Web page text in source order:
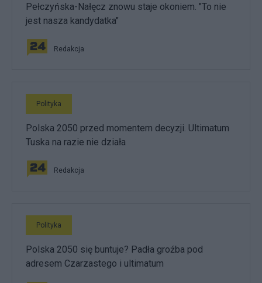
Pełczyńska-Nałęcz znowu staje okoniem. "To nie
jest nasza kandydatka"
Redakcja
Polityka
Polska 2050 przed momentem decyzji. Ultimatum
Tuska na razie nie działa
Redakcja
Polityka
Polska 2050 się buntuje? Padła groźba pod
adresem Czarzastego i ultimatum